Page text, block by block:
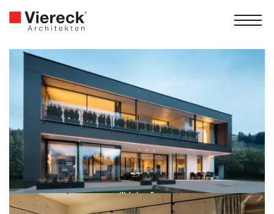
Wohn­haus P